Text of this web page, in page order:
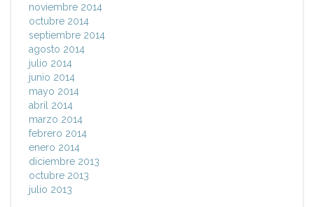
noviembre 2014
octubre 2014
septiembre 2014
agosto 2014
julio 2014
junio 2014
mayo 2014
abril 2014
marzo 2014
febrero 2014
enero 2014
diciembre 2013
octubre 2013
julio 2013